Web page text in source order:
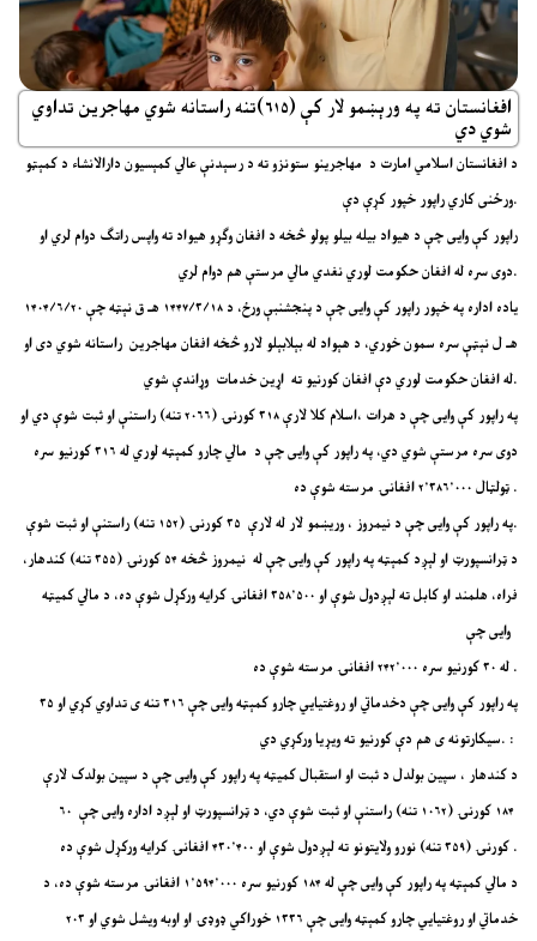
افغانستان ته په ورېښمو لار کې (۶۱۵)تنه راستانه شوي مهاجرین تداوي
شوي دي
د افغانستان اسلامي امارت د مهاجرینو ستونزو ته د رسېدنې عالي کمېسیون دارالانشاء د کمېټو
ورځنی کاري راپور خپور کړې دې.
راپور کې وایی چې د هیواد بیله بیلو پولو څخه د افغان وګړو هیواد ته واپس راتګ دوام لري او
دوی سره له افغان حکومت لوري نغدي مالي مرستې هم دوام لري.
یاده اداره په خپور راپور کې وایی چې د پنجشنبې ورځ، د ۱۴۴۷/۳/۱۸ هـ ق نېټه چې ۱۴۰۴/۶/۲۰
هـ ل نېټې سره سمون خوري، د هېواد له بېلابېلو لارو څخه افغان مهاجرین راستانه شوي دی او
له افغان حکومت لوري دې افغان کورنیو ته اړین خدمات وړاندې شوي.
په راپور کې وایی چې د هرات ،اسلام کلا لارې ۳۱۸ کورنۍ (۲۰۶۶ تنه) راستنې او ثبت شوې دي او
دوی سره مرستې شوي دي، په راپور کې وایی چې د مالي چارو کمېټه لوري له ۳۱۶ کورنیو سره
ټولټال ۲٬۳۸۶٬۰۰۰ افغانۍ مرسته شوې ده .
په راپور کې وایی چې د نیمروز ، وریښمو لار له لارې ۳۵ کورنۍ (۱۵۲ تنه) راستنې او ثبت شوې.
د ټرانسپورټ او لېږد کمېټه په راپور کې وایی چې له نیمروز څخه ۵۴ کورنۍ (۳۵۵ تنه) کندهار،
فراه، هلمند او کابل ته لېږدول شوې او ۳۵۸٬۵۰۰ افغانۍ کرایه ورکړل شوې ده، د مالي کمیټه
له ۳۰ کورنیو سره ۲۴۲٬۰۰۰ افغانۍ مرسته شوې ده .
په راپور کې وایی چې دخدماتي او روغتیايي چارو کمېټه وایی چې ۳۱۶ تنه ی تداوي کړي او ۳۵
سیکارتونه ی هم دې کورنیو ته ویړیا ورکړي دي. :
د کندهار ، سپین بولدل د ثبت او استقبال کمیټه په راپور کې وایی چې د سپین بولدک لارې
کورنۍ (۳۵۹ تنه) نورو ولایتونو ته لېږدول شوې او ۴۳۰٬۴۰۰ افغانۍ کرایه ورکړل شوې ده .
د مالي کمېټه په راپور کې وایی چې له ۱۸۴ کورنیو سره ۱٬۵۹۴٬۰۰۰ افغانۍ مرسته شوې ده، د
خدماتي او روغتیايي چارو کمېټه وایی چې ۱۳۳۶ خوراکي ډوډۍ او اوبه ویشل شوي او ۲۰۳